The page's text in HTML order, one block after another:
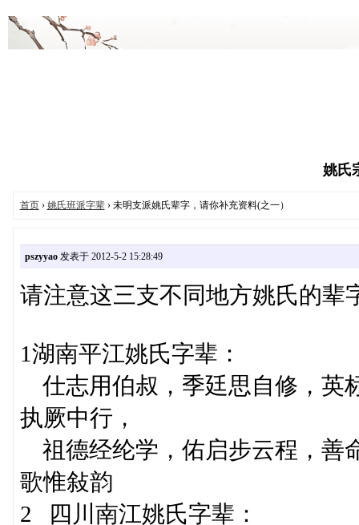
姚氏
首页› 姚氏班派字辈› 未明支派姚氏辈字，请你补充资料(之一）
pszyyao发表于 2012-5-2 15:28:49
请注意这三支不同地方姚氏的辈
1湖南平江姚氏字辈：
仕志用伯叔，季廷思自修，英
执厥中行，
祖德经纶学，佑启步云程，善
歌惟敍韵
2 四川南江姚氏字辈：